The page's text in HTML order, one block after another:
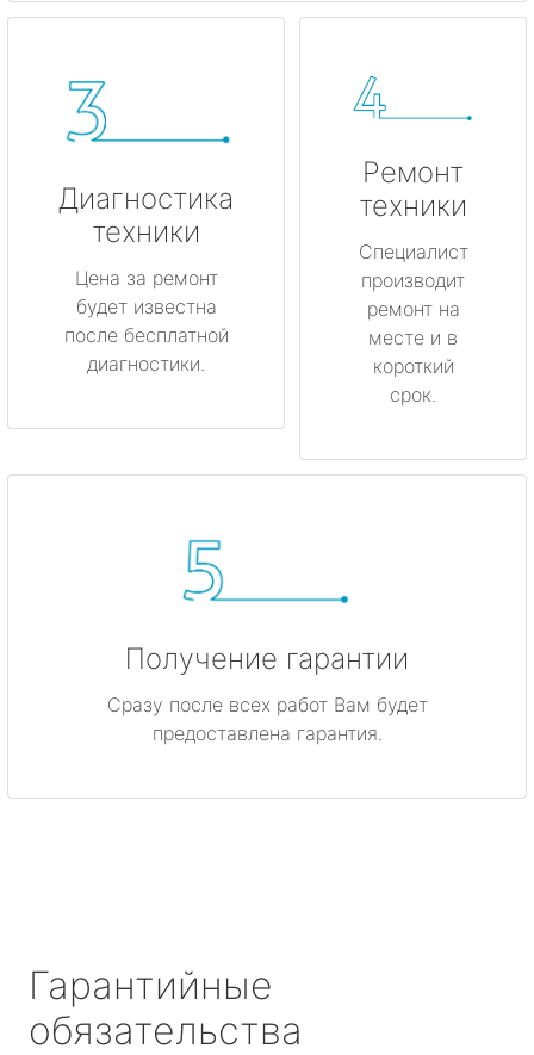
Диагностика
техники
Цена за ремонт
будет известна
после бесплатной
диагностики.
Ремонт
техники
Специалист
производит
ремонт на
месте и в
короткий
срок.
Получение гарантии
Сразу после всех работ Вам будет
предоставлена гарантия.
Гарантийные
обязательства